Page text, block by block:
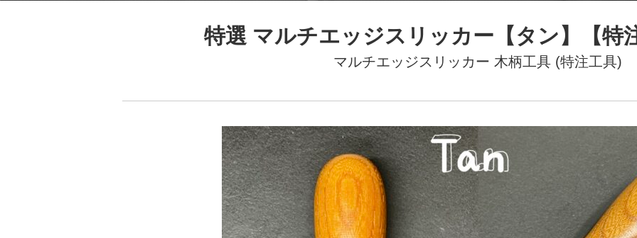
特選 マルチエッジスリッカー【タン】【特
マルチエッジスリッカー 木柄工具 (特注工具)